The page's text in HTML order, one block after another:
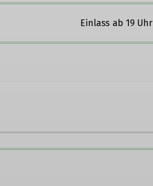
Einlass ab 19 Uhr